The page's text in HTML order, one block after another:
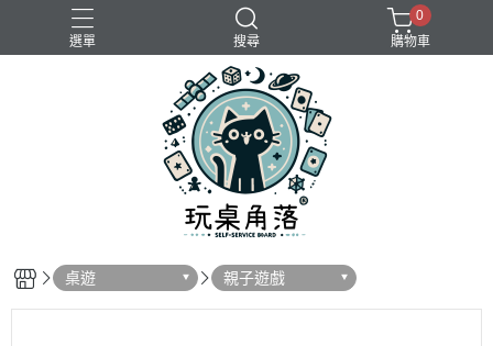
選單 搜尋
0
購物車
桌遊 親子遊戲